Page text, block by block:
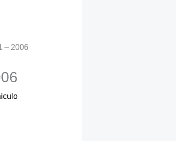
– 2006